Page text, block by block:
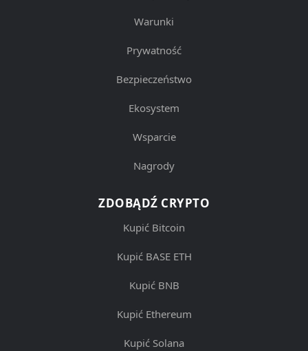
Warunki
Prywatność
Bezpieczeństwo
Ekosystem
Wsparcie
Nagrody
ZDOBĄDŹ CRYPTO
Kupić Bitcoin
Kupić BASE ETH
Kupić BNB
Kupić Ethereum
Kupić Solana